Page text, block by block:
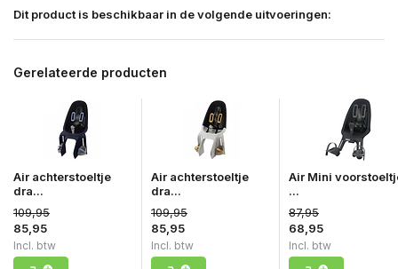
Dit product is beschikbaar in de volgende uitvoeringen:
Gerelateerde producten
Air achterstoeltje
dra...
109,95
85,95
Incl. btw
Air achterstoeltje
dra...
109,95
85,95
Incl. btw
Air Mini
...
87,95
68,95
Incl. btw